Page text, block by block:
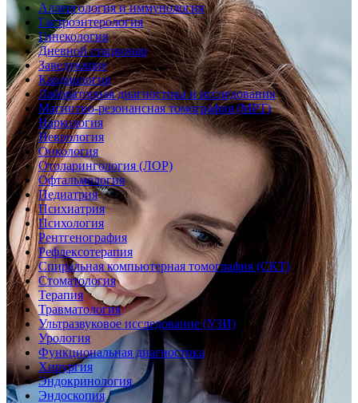
Аллергология и иммунология
Гастроэнтерология
Гинекология
Дневной стационар
Заведующие
Кардиология
Лабораторная диагностика и исследования
Магнитно-резонансная томография (МРТ)
Наркология
Неврология
Онкология
Отоларингология (ЛОР)
Офтальмология
Педиатрия
Психиатрия
Психология
Рентгенография
Рефлексотерапия
Спиральная компьютерная томография (СКТ)
Стоматология
Терапия
Травматология
Ультразвуковое исследование (УЗИ)
Урология
Функциональная диагностика
Хирургия
Эндокринология
Эндоскопия